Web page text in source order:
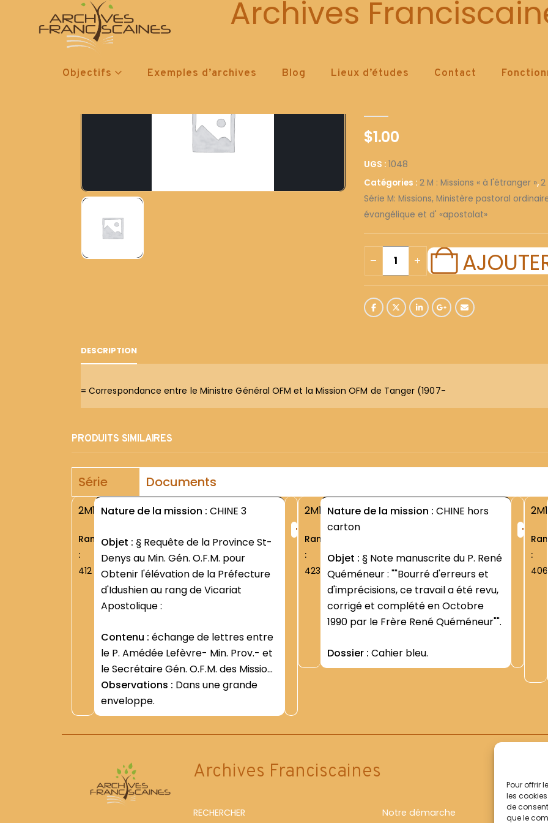
Pour offrir
les
de
que le
Archives
Objectifs Exemples d’archives Blog Lieux d’études Contact
1048
$1.00
UGS : 1048
Catégories : 2 M : Missions « à l'étranger »,2
Série M: Missions, Ministère pastoral
évangélique et d' «apostolat»
DESCRIPTION
= Correspondance entre le Ministre Général OFM et la Mission OFM de Tanger (1907-
PRODUITS SIMILAIRES
Série Documents
2M1
Rang
:
412
Nature de la mission : CHINE 3
Objet : § Requête de la Province St-
Denys au Min. Gén. O.F.M. pour
Obtenir l'élévation de la Préfecture
d'Idushien au rang de Vicariat
Apostolique :
Contenu :
le P. Amédée Lefèvre- Min. Prov.- et
le Secrétaire Gén. O.F.M. des Missions
(16 et 25 janv. 1939).
Observations : Dans une grande
enveloppe.
+
2M1
Rang
:
423
Nature de la mission : CHINE hors
carton
Objet : § Note manuscrite du P. René
Quéméneur : ""Bourré d'erreurs et
d'imprécisions, ce travail a été revu,
corrigé et complété en Octobre
1990 par le Frère René Quéméneur"".
Dossier : Cahier bleu.
+
2M1
Rang
:
406
Archives Franciscaines
RECHERCHER
Notre démarche